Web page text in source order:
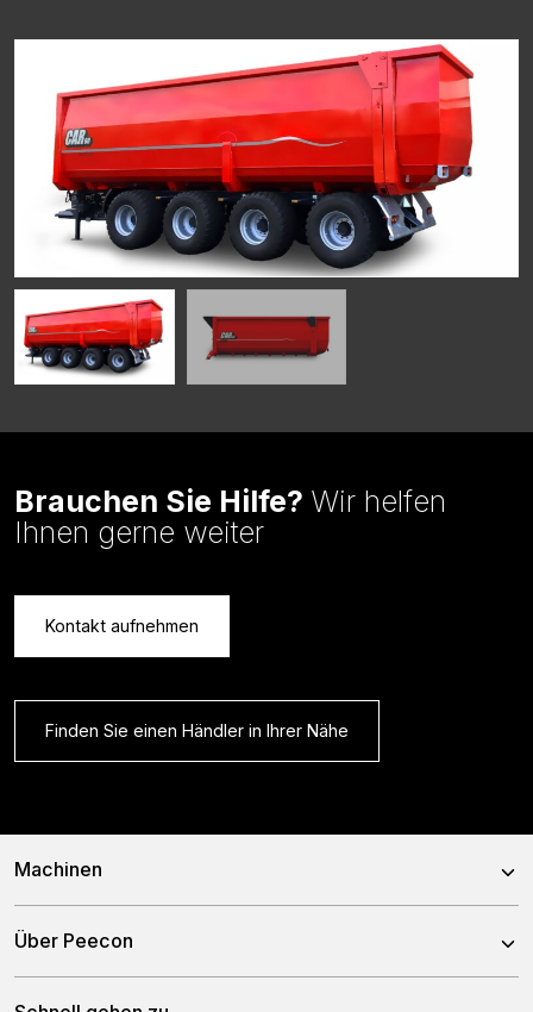
Brauchen Sie Hilfe? Wir helfen
Ihnen gerne weiter
Kontakt aufnehmen
Finden Sie einen Händler in Ihrer Nähe
Machinen
Mischwagen
Über Peecon